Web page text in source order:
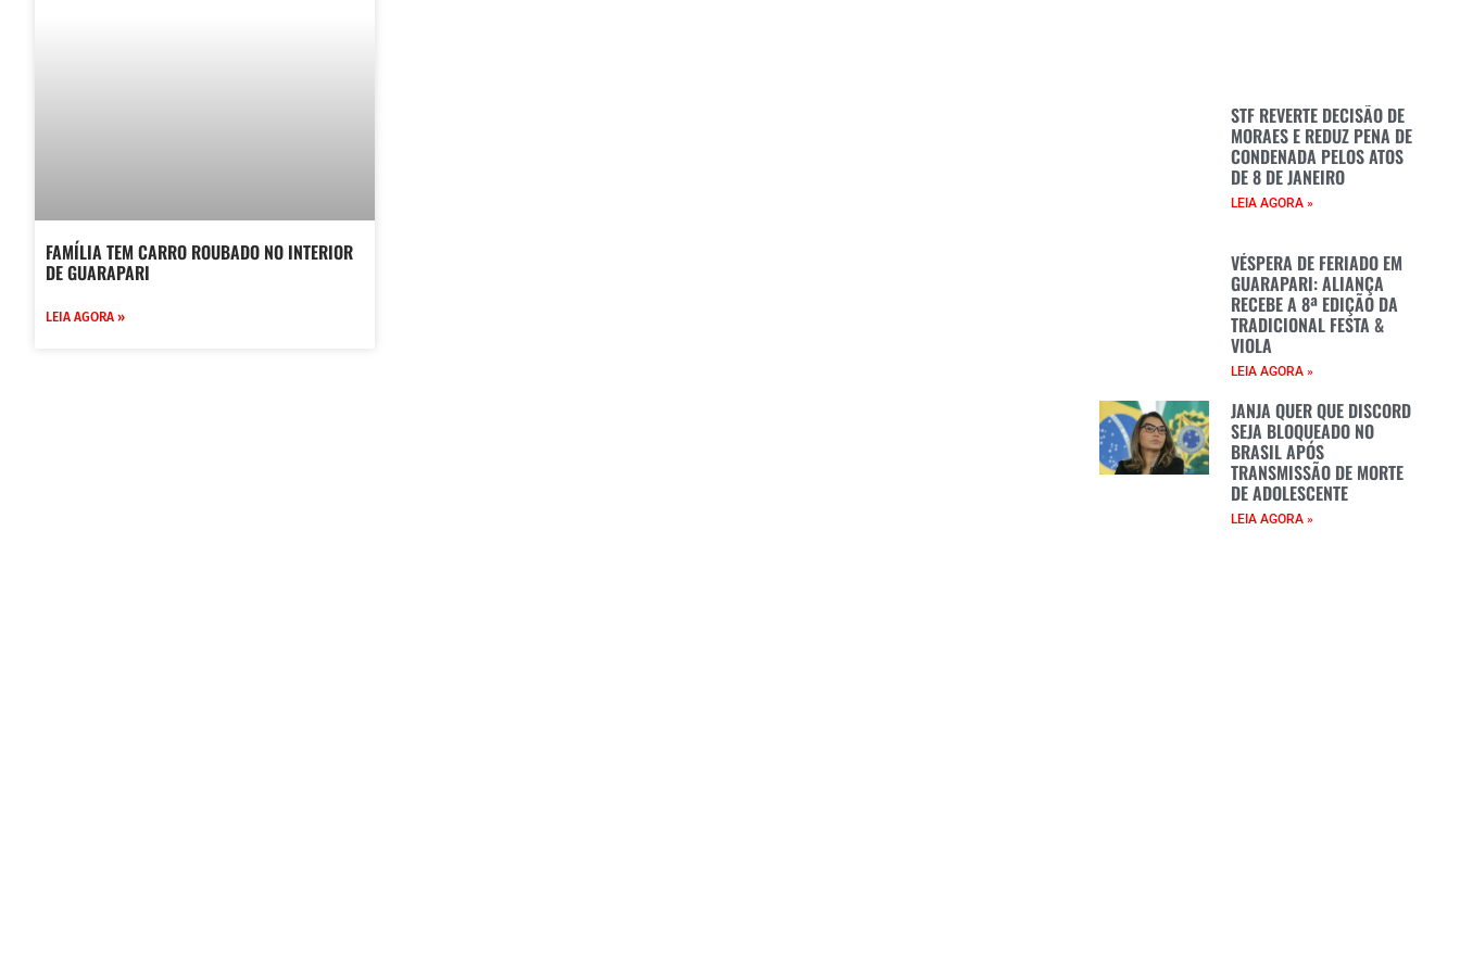
FAMÍLIA TEM CARRO ROUBADO NO INTERIOR
DE GUARAPARI
LEIA AGORA »
STF REVERTE DECISÃO DE
MORAES E REDUZ PENA DE
CONDENADA PELOS ATOS
DE 8 DE JANEIRO
LEIA AGORA »
VÉSPERA DE FERIADO EM
GUARAPARI: ALIANÇA
RECEBE A 8ª EDIÇÃO DA
TRADICIONAL FESTA &
VIOLA
LEIA AGORA »
JANJA QUER QUE DISCORD
SEJA BLOQUEADO NO
BRASIL APÓS
TRANSMISSÃO DE MORTE
DE ADOLESCENTE
LEIA AGORA »